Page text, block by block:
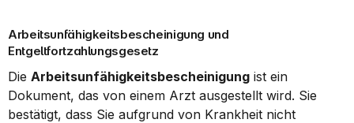
Arbeitsunfähigkeitsbescheinigung und
Entgeltfortzahlungsgesetz
Die Arbeitsunfähigkeitsbescheinigung ist ein
Dokument, das von einem Arzt ausgestellt wird. Sie
bestätigt, dass Sie aufgrund von Krankheit nicht